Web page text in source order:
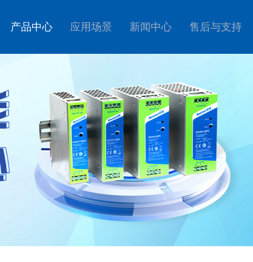
产品中心 应用场景 新闻中心 售后与支持